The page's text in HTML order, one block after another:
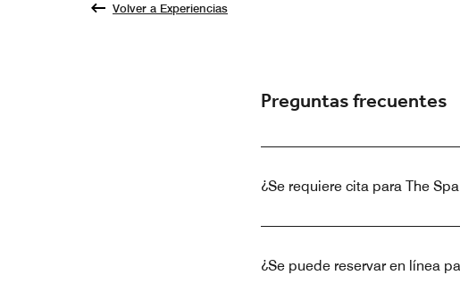
Volver a Experiencias
Preguntas frecuentes
¿Se requiere cita para The
¿Se puede reservar en línea